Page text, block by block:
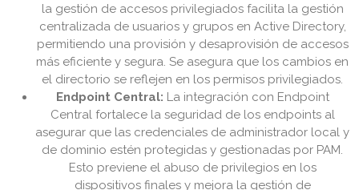
la gestión de accesos privilegiados facilita la gestión
centralizada de usuarios y grupos en Active Directory,
permitiendo una provisión y desaprovisión de accesos
más eficiente y segura. Se asegura que los cambios en
el directorio se reflejen en los permisos privilegiados.
Endpoint Central: La integración con Endpoint
Central fortalece la seguridad de los endpoints al
asegurar que las credenciales de administrador local y
de dominio estén protegidas y gestionadas por PAM.
Esto previene el abuso de privilegios en los
dispositivos finales y mejora la gestión de